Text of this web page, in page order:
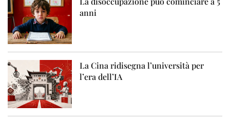
anni
La Cina ridisegna l’università per
l’era dell’IA